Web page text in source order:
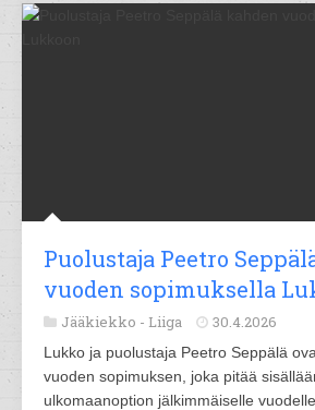
Puolustaja Peetro
vuoden sopimuksella
Jääkiekko - Liiga 30.4.2026
Lukko ja puolustaja Peetro Seppälä
vuoden sopimuksen, joka pitää
ulkomaanoption jälkimmäiselle vuodelle.